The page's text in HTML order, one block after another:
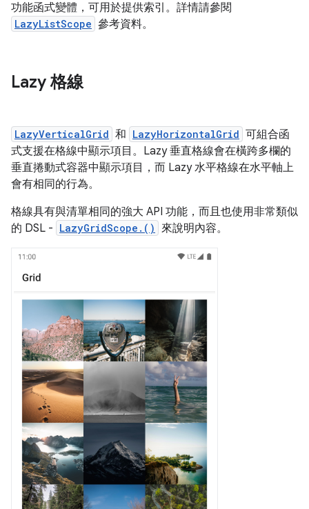
功能函式變體，可用於提供索引。詳情請參閱
LazyListScope 參考資料。
Lazy 格線
LazyVerticalGrid 和 LazyHorizontalGrid 可組合函
式支援在格線中顯示項目。Lazy 垂直格線會在橫跨多欄的
垂直捲動式容器中顯示項目，而 Lazy 水平格線在水平軸上
會有相同的行為。
格線具有與清單相同的強大 API 功能，而且也使用非常類似
的 DSL - LazyGridScope.() 來說明內容。